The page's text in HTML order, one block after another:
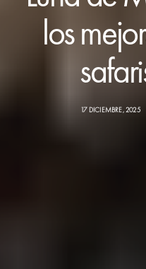
los
17 DICIEMBRE, 2025